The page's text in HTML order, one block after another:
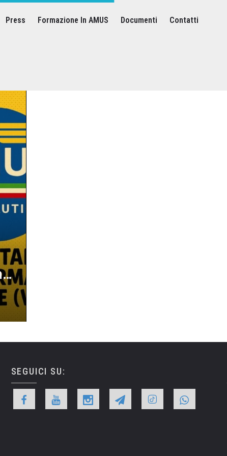
Press Formazione In AMUS Documenti Contatti
Volontari in Ferma Iniziale (VFI): mettiamo un FRENO all’impiego incondizionato
SEGUICI SU: